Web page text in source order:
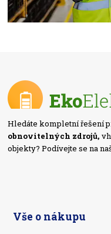
Hledáte kompletní řešení
obnovitelných zdrojů,
objekty? Podívejte se na
Vše o nákupu